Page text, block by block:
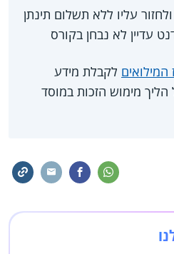
עליו ללא תשלום תינתן
עדיין לא נבחן בקורס
המילואים לקבלת מידע
הליך מימוש הזכות במוסד